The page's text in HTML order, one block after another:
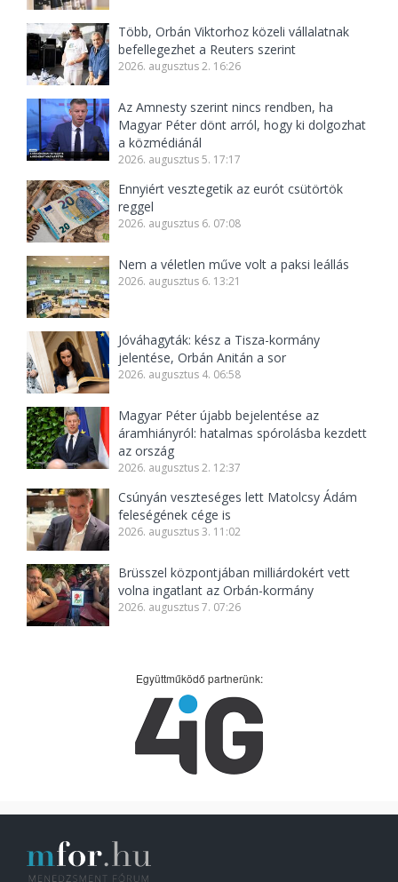
Több, Orbán Viktorhoz közeli vállalatnak
befellegezhet a Reuters szerint
2026. augusztus 2. 16:26
Az Amnesty szerint nincs rendben, ha
Magyar Péter dönt arról, hogy ki dolgozhat
a közmédiánál
2026. augusztus 5. 17:17
Ennyiért vesztegetik az eurót csütörtök
reggel
2026. augusztus 6. 07:08
Nem a véletlen műve volt a paksi leállás
2026. augusztus 6. 13:21
Jóváhagyták: kész a Tisza-kormány
jelentése, Orbán Anitán a sor
2026. augusztus 4. 06:58
Magyar Péter újabb bejelentése az
áramhiányról: hatalmas spórolásba kezdett
az ország
2026. augusztus 2. 12:37
Csúnyán veszteséges lett Matolcsy Ádám
feleségének cége is
2026. augusztus 3. 11:02
Brüsszel központjában milliárdokért vett
volna ingatlant az Orbán-kormány
2026. augusztus 7. 07:26
Együttműködő partnerünk: